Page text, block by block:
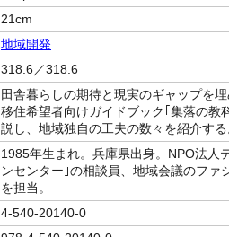
21cm
地域開発
318.6／318.6
田舎暮らしの期待と現実のギャップを
移住希望者向けガイドブック｢集落の教
説し、地域独自の工夫の数々を紹介す
1985年生まれ。兵庫県出身。NPO法人
ンセンター｣の相談員、地域会議のフ
を担当。
4-540-20140-0